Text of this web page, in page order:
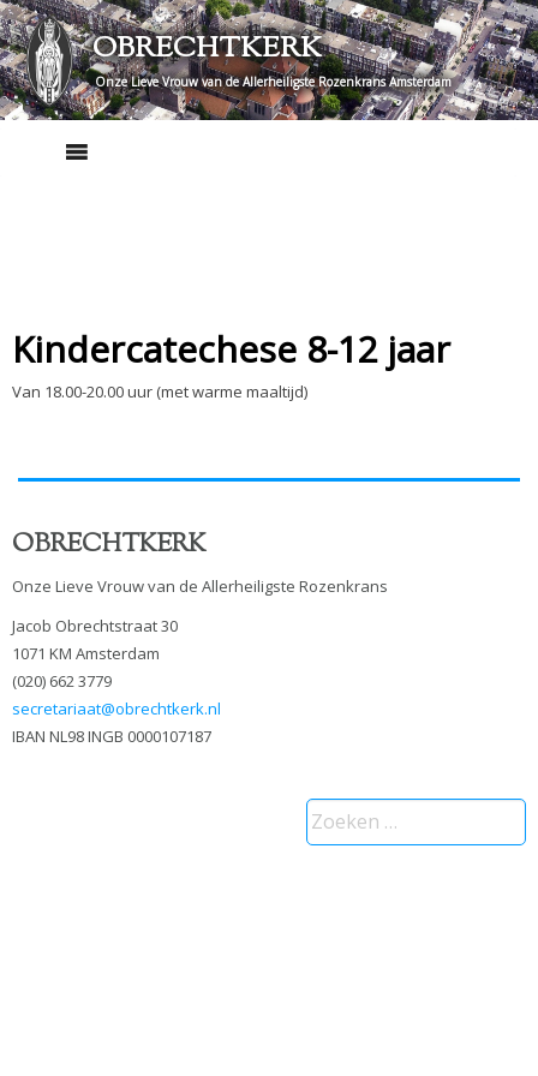
Skip
to
content
OBRECHTKERK
Onze Lieve Vrouw van de Allerheiligste Rozenkrans Amsterdam
Kindercatechese 8-12 jaar
Van 18.00-20.00 uur (met warme maaltijd)
OBRECHTKERK
Onze Lieve Vrouw van de Allerheiligste Rozenkrans
Jacob Obrechtstraat 30
1071 KM Amsterdam
(020) 662 3779
secretariaat@obrechtkerk.nl
IBAN NL98 INGB 0000107187
Zoeken
naar: